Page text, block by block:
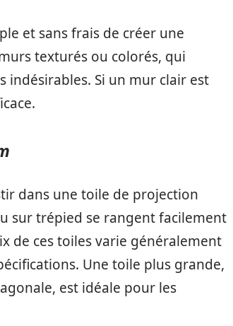
et sans frais de créer une
texturés ou colorés, qui
indésirables. Si un mur clair est
dans une toile de projection
sur trépied se rangent facilement
de ces toiles varie généralement
Une toile plus grande,
est idéale pour les